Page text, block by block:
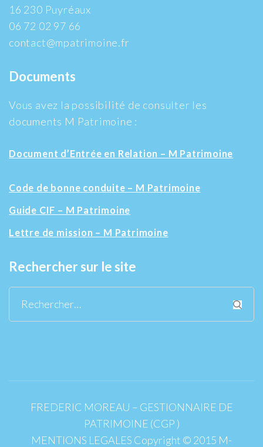
16 230 Puyréaux
06 72 02 97 66
contact@mpatrimoine.fr
Documents
Vous avez la possibilité de consulter les
documents M Patrimoine :
Document d’Entrée en Relation – M Patrimoine
Code de bonne conduite – M Patrimoine
Guide CIF – M Patrimoine
Lettre de mission – M Patrimoine
Rechercher sur le site
Rechercher :
FREDERIC MOREAU – GESTIONNAIRE DE
PATRIMOINE (CGP )
MENTIONS LEGALES Copyright © 2015 M-